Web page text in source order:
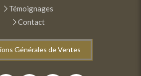
Témoignages
Contact
Générales de Ventes